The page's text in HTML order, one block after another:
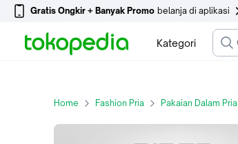
Gratis Ongkir + Banyak Promo belanja di aplikasi
Kategori
Home Fashion Pria Pakaian Dalam Pria